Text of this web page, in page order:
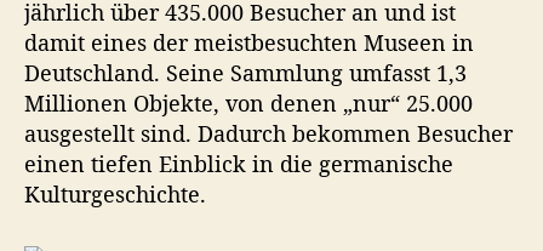
jährlich über 435.000 Besucher an und ist
damit eines der meistbesuchten Museen in
Deutschland. Seine Sammlung umfasst 1,3
Millionen Objekte, von denen „nur“ 25.000
ausgestellt sind. Dadurch bekommen Besucher
einen tiefen Einblick in die germanische
Kulturgeschichte.